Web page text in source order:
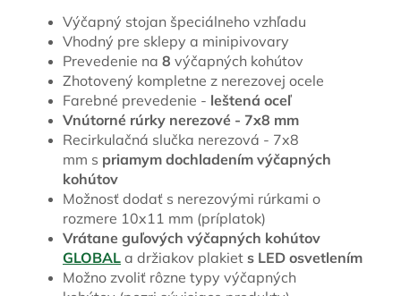
Výčapný stojan špeciálneho vzhľadu
Vhodný pre sklepy a minipivovary
Prevedenie na 8 výčapných kohútov
Zhotovený kompletne z nerezovej ocele
Farebné prevedenie - leštená oceľ
Vnútorné rúrky nerezové - 7x8 mm
Recirkulačná slučka nerezová - 7x8
mm s priamym dochladením výčapných
kohútov
Možnosť dodať s nerezovými rúrkami o
rozmere 10x11 mm (príplatok)
Vrátane guľových výčapných kohútov
GLOBAL a držiakov plakiet s LED osvetlením
Možno zvoliť rôzne typy výčapných